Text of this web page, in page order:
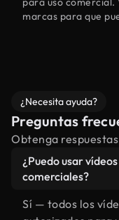
marcas para que
¿Necesita ayuda?
Preguntas
Obtenga
¿Puedo usar
comerciales?
Sí — todos los